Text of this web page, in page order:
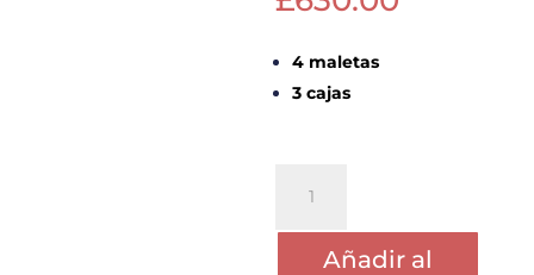
4 maletas
3 cajas
JOSE
BELMONTE
cantidadAñadir al